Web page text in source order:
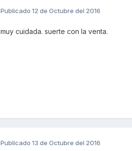
Publicado 12 de Octubre del 2016
muy cuidada. suerte con la venta.
Publicado 13 de Octubre del 2016